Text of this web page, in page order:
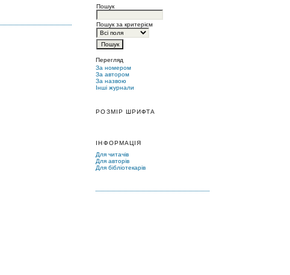
Пошук
Пошук за критерієм
Перегляд
За номером
За автором
За назвою
Інші журнали
РОЗМІР ШРИФТА
ІНФОРМАЦІЯ
Для читачів
Для авторів
Для бібліотекарів